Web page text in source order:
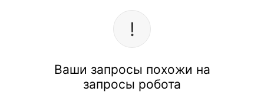
Ваши запросы похожи на
запросы робота